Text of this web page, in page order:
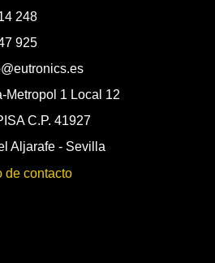
248
925
Metropol 1 Local 12
C.P. 41927
Aljarafe - Sevilla
de contacto